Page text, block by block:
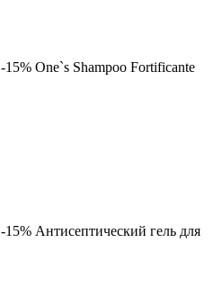
-15% One`s Shampoo Fortificante
-15% Антисептический гель для